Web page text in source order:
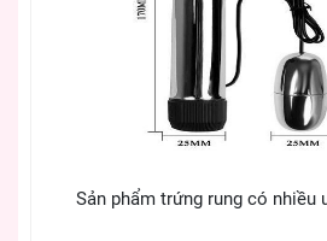
Sản phẩm trứng rung có nhiều